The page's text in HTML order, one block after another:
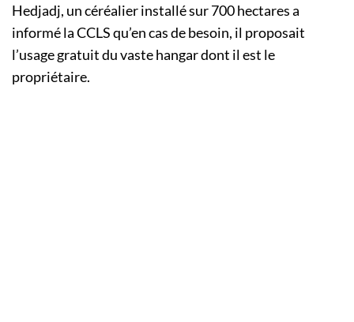
Hedjadj, un céréalier installé sur 700 hectares a
informé la CCLS qu’en cas de besoin, il proposait
l’usage gratuit du vaste hangar dont il est le
propriétaire.